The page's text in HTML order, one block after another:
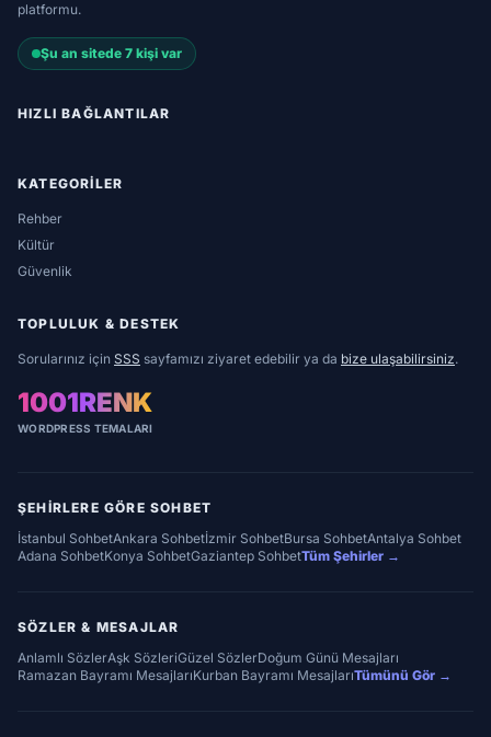
platformu.
Şu an sitede 7 kişi var
HIZLI BAĞLANTILAR
KATEGORILER
Rehber
Kültür
Güvenlik
TOPLULUK & DESTEK
Sorularınız için SSS sayfamızı ziyaret edebilir ya da bize ulaşabilirsiniz.
1001RENK
WORDPRESS TEMALARI
ŞEHIRLERE GÖRE SOHBET
İstanbul SohbetAnkara Sohbetİzmir SohbetBursa SohbetAntalya Sohbet
Adana SohbetKonya SohbetGaziantep SohbetTüm Şehirler →
SÖZLER & MESAJLAR
Anlamlı SözlerAşk SözleriGüzel SözlerDoğum Günü Mesajları
Ramazan Bayramı MesajlarıKurban Bayramı MesajlarıTümünü Gör →